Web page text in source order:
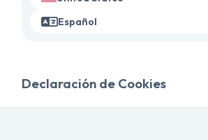
Español
Declaración de Cookies